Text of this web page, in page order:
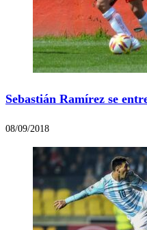
Sebastián Ramírez se
08/09/2018